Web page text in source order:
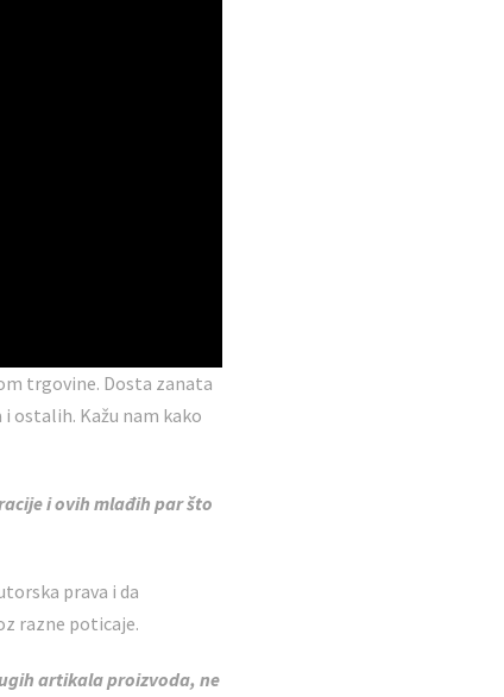
trgovine. Dosta zanata
ostalih. Kažu nam kako
i ovih mlađih par što
prava i da
razne poticaje.
artikala proizvoda, ne